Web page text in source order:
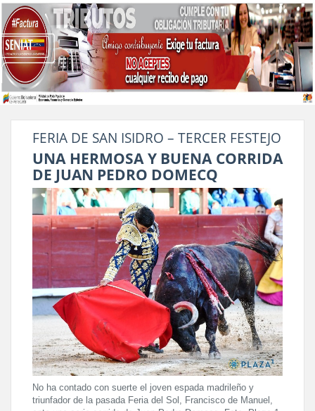
FERIA DE SAN ISIDRO – TERCER FESTEJO
UNA HERMOSA Y BUENA CORRIDA
DE JUAN PEDRO DOMECQ
No ha contado con suerte el joven espada madrileño y
triunfador de la pasada Feria del Sol, Francisco de Manuel,